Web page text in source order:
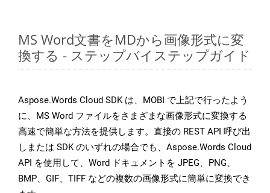
MS Word文書をMDから画像形式に変
換する - ステップバイステップガイド
Aspose.Words Cloud SDK は、MOBI で上記で行ったよう
に、MS Word ファイルをさまざまな画像形式に変換する
高速で簡単な方法を提供します。直接の REST API 呼び出
しまたは SDK のいずれの場合でも、Aspose.Words Cloud
API を使用して、Word ドキュメントを JPEG、PNG、
BMP、GIF、TIFF などの複数の画像形式に簡単に変換でき